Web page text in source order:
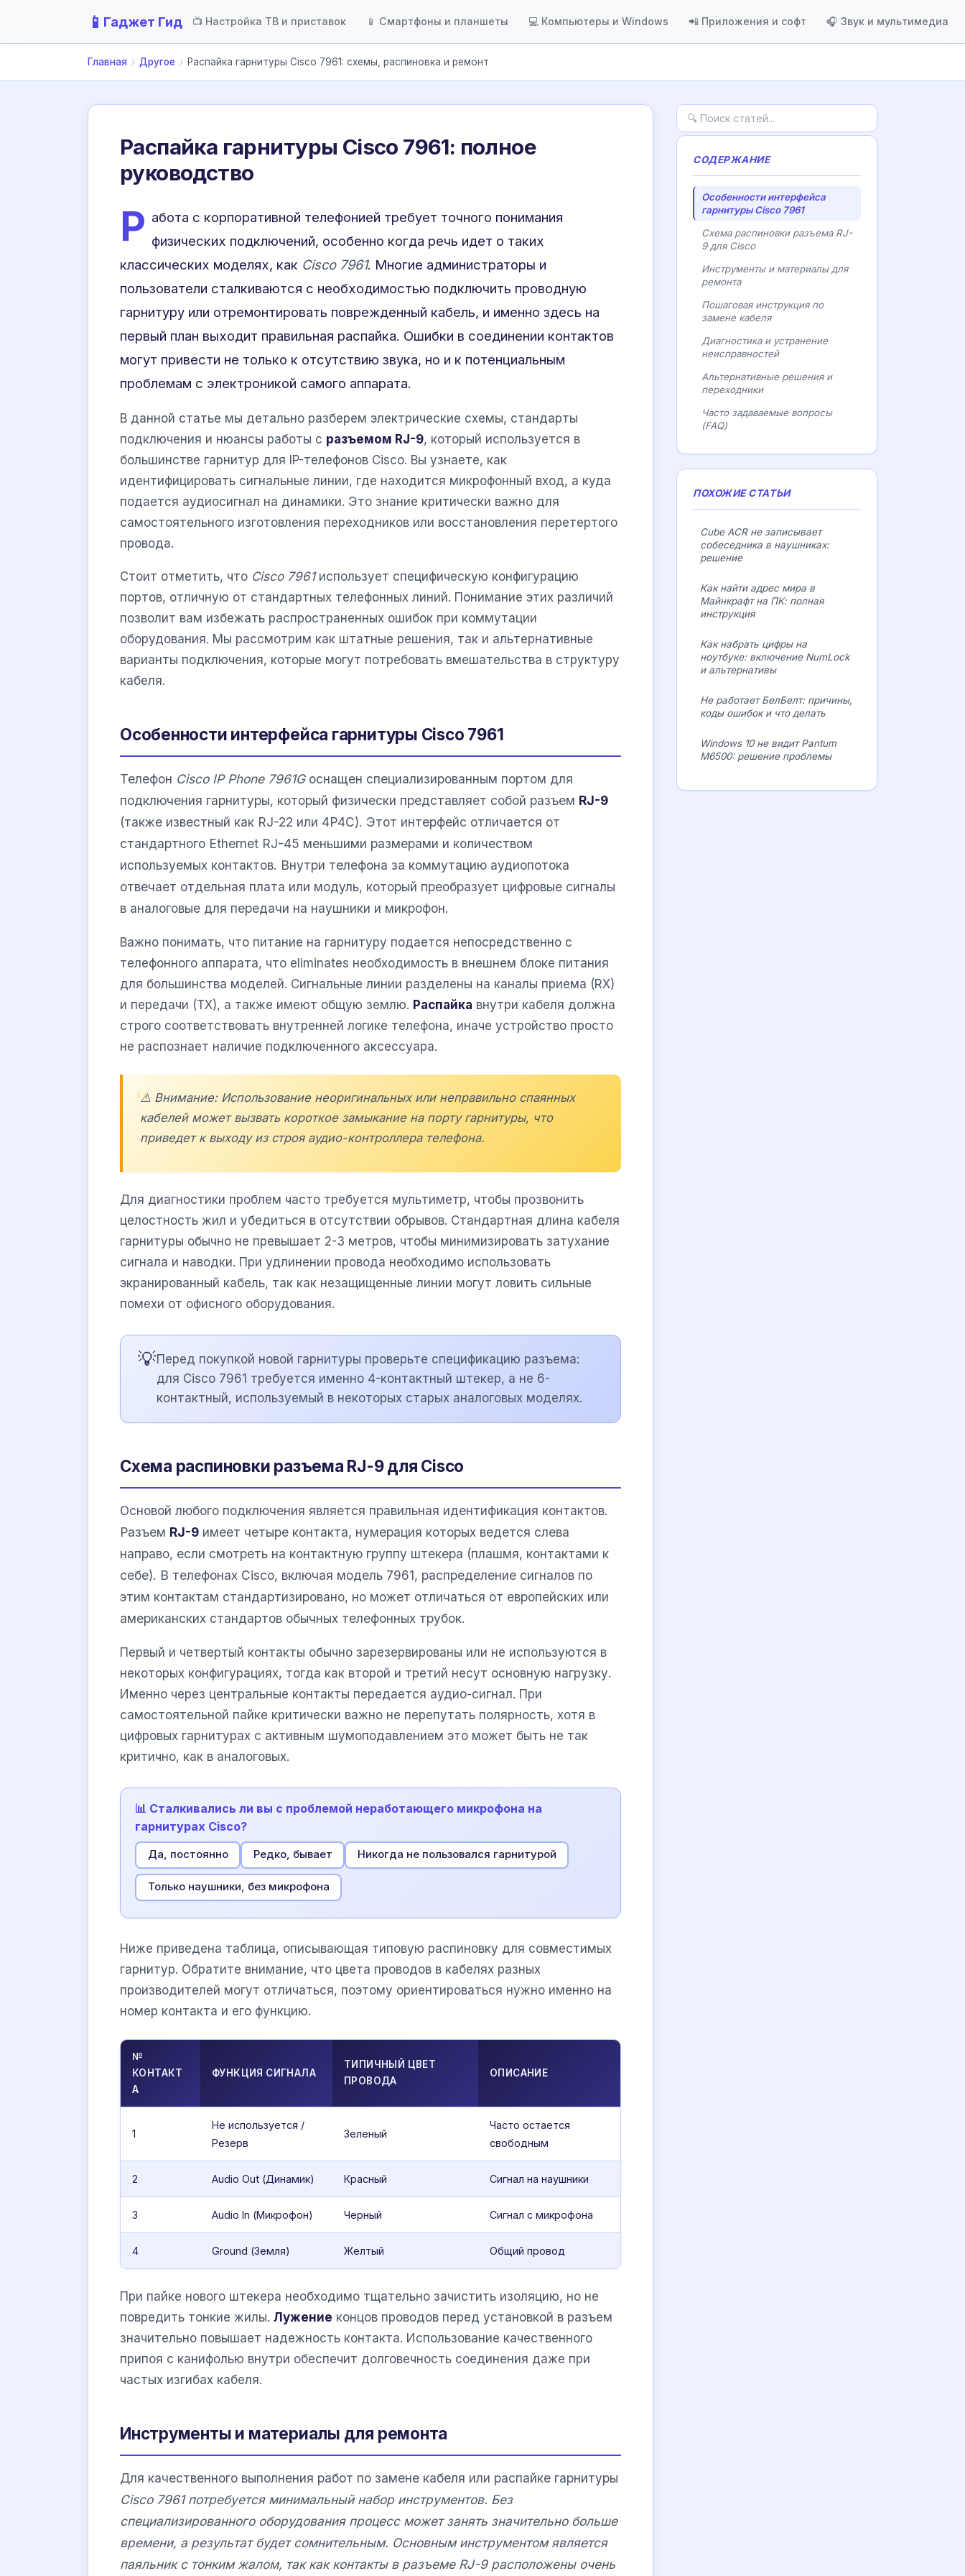
📱 Гаджет Гид 📺 Настройка ТВ и приставок 📱 Смартфоны и планшеты 💻 Компьютеры и Windows 📲 Приложения и софт 🎧 Звук и мультимедиа
Главная › Другое › Распайка гарнитуры Cisco 7961: схемы, распиновка и ремонт
Распайка гарнитуры Cisco 7961: полное
руководство
Р абота с корпоративной телефонией требует точного понимания
физических подключений, особенно когда речь идет о таких
классических моделях, как Cisco 7961. Многие администраторы и
пользователи сталкиваются с необходимостью подключить проводную
гарнитуру или отремонтировать поврежденный кабель, и именно здесь на
первый план выходит правильная распайка. Ошибки в соединении контактов
могут привести не только к отсутствию звука, но и к потенциальным
проблемам с электроникой самого аппарата.
В данной статье мы детально разберем электрические схемы, стандарты
подключения и нюансы работы с разъемом RJ-9, который используется в
большинстве гарнитур для IP-телефонов Cisco. Вы узнаете, как
идентифицировать сигнальные линии, где находится микрофонный вход, а куда
подается аудиосигнал на динамики. Это знание критически важно для
самостоятельного изготовления переходников или восстановления перетертого
провода.
Стоит отметить, что Cisco 7961использует специфическую конфигурацию
портов, отличную от стандартных телефонных линий. Понимание этих различий
позволит вам избежать распространенных ошибок при коммутации
оборудования. Мы рассмотрим как штатные решения, так и альтернативные
варианты подключения, которые могут потребовать вмешательства в структуру
кабеля.
Особенности интерфейса гарнитуры Cisco 7961
Телефон Cisco IP Phone 7961Gоснащен специализированным портом для
подключения гарнитуры, который физически представляет собой разъем RJ-9
(также известный как RJ-22 или 4P4C). Этот интерфейс отличается от
стандартного Ethernet RJ-45 меньшими размерами и количеством
используемых контактов. Внутри телефона за коммутацию аудиопотока
отвечает отдельная плата или модуль, который преобразует цифровые сигналы
в аналоговые для передачи на наушники и микрофон.
Важно понимать, что питание на гарнитуру подается непосредственно с
телефонного аппарата, что eliminates необходимость в внешнем блоке питания
для большинства моделей. Сигнальные линии разделены на каналы приема (RX)
и передачи (TX), а также имеют общую землю. Распайка внутри кабеля должна
строго соответствовать внутренней логике телефона, иначе устройство просто
не распознает наличие подключенного аксессуара.
⚠️ Внимание: Использование неоригинальных или неправильно спаянных
кабелей может вызвать короткое замыкание на порту гарнитуры, что
приведет к выходу из строя аудио-контроллера телефона.
Для диагностики проблем часто требуется мультиметр, чтобы прозвонить
целостность жил и убедиться в отсутствии обрывов. Стандартная длина кабеля
гарнитуры обычно не превышает 2-3 метров, чтобы минимизировать затухание
сигнала и наводки. При удлинении провода необходимо использовать
экранированный кабель, так как незащищенные линии могут ловить сильные
помехи от офисного оборудования.
💡Перед покупкой новой гарнитуры проверьте спецификацию разъема:
для Cisco 7961 требуется именно 4-контактный штекер, а не 6-
контактный, используемый в некоторых старых аналоговых моделях.
Схема распиновки разъема RJ-9 для Cisco
Основой любого подключения является правильная идентификация контактов.
Разъем RJ-9 имеет четыре контакта, нумерация которых ведется слева
направо, если смотреть на контактную группу штекера (плашмя, контактами к
себе). В телефонах Cisco, включая модель 7961, распределение сигналов по
этим контактам стандартизировано, но может отличаться от европейских или
американских стандартов обычных телефонных трубок.
Первый и четвертый контакты обычно зарезервированы или не используются в
некоторых конфигурациях, тогда как второй и третий несут основную нагрузку.
Именно через центральные контакты передается аудио-сигнал. При
самостоятельной пайке критически важно не перепутать полярность, хотя в
цифровых гарнитурах с активным шумоподавлением это может быть не так
критично, как в аналоговых.
📊 Сталкивались ли вы с проблемой неработающего микрофона на
гарнитурах Cisco?
Да, постоянно Редко, бывает Никогда не пользовался гарнитурой
Только наушники, без микрофона
Ниже приведена таблица, описывающая типовую распиновку для совместимых
гарнитур. Обратите внимание, что цвета проводов в кабелях разных
производителей могут отличаться, поэтому ориентироваться нужно именно на
номер контакта и его функцию.
№
КОНТАКТ
А
ФУНКЦИЯ СИГНАЛА
ТИПИЧНЫЙ ЦВЕТ
ПРОВОДА
ОПИСАНИЕ
1
Не используется /
Резерв
Зеленый
Часто остается
свободным
2 Audio Out (Динамик) Красный Сигнал на наушники
3 Audio In (Микрофон) Черный Сигнал с микрофона
4 Ground (Земля) Желтый Общий провод
При пайке нового штекера необходимо тщательно зачистить изоляцию, но не
повредить тонкие жилы. Лужение концов проводов перед установкой в разъем
значительно повышает надежность контакта. Использование качественного
припоя с канифолью внутри обеспечит долговечность соединения даже при
частых изгибах кабеля.
Инструменты и материалы для ремонта
Для качественного выполнения работ по замене кабеля или распайке гарнитуры
Cisco 7961 потребуется минимальный набор инструментов. Без
специализированного оборудования процесс может занять значительно больше
времени, а результат будет сомнительным. Основным инструментом является
паяльник с тонким жалом, так как контакты в разъеме RJ-9 расположены очень
СОДЕРЖАНИЕ
Особенности интерфейса
гарнитуры Cisco 7961
Схема распиновки разъема RJ-
9 для Cisco
Инструменты и материалы для
ремонта
Пошаговая инструкция по
замене кабеля
Диагностика и устранение
неисправностей
Альтернативные решения и
переходники
Часто задаваемые вопросы
(FAQ)
ПОХОЖИЕ СТАТЬИ
Cube ACR не записывает
собеседника в наушниках:
решение
Как найти адрес мира в
Майнкрафт на ПК: полная
инструкция
Как набрать цифры на
ноутбуке: включение NumLock
и альтернативы
Не работает БелБелт: причины,
коды ошибок и что делать
Windows 10 не видит Pantum
M6500: решение проблемы